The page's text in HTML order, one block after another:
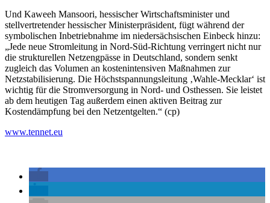
Und Kaweeh Mansoori, hessischer Wirtschaftsminister und
stellvertretender hessischer Ministerpräsident, fügt während der
symbolischen Inbetriebnahme im niedersächsischen Einbeck hinzu:
„Jede neue Stromleitung in Nord-Süd-Richtung verringert nicht nur
die strukturellen Netzengpässe in Deutschland, sondern senkt
zugleich das Volumen an kostenintensiven Maßnahmen zur
Netzstabilisierung. Die Höchstspannungsleitung ‚Wahle-Mecklar‘ ist
wichtig für die Stromversorgung in Nord- und Osthessen. Sie leistet
ab dem heutigen Tag außerdem einen aktiven Beitrag zur
Kostendämpfung bei den Netzentgelten.“ (cp)
www.tennet.eu